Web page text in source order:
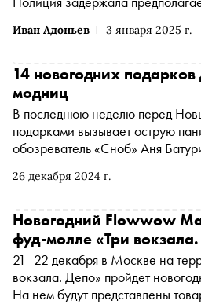
Иван Адоньев 3 января 2025 г.
26 декабря 2024 г.
14 новогодних
модниц
В последнюю неделю перед
подарками вызывает острую
обозреватель «Сноб» Аня
который еще можно успеть купить
Новогодний Flowwow
фуд-молле «Три
21–22 декабря в Москве на
вокзала. Депо» пройдет
На нем будут представлены